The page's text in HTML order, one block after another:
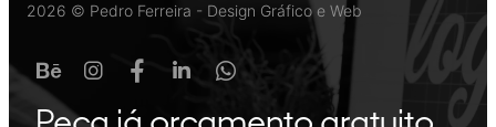
2026 © Pedro Ferreira - Design Gráfico e Web